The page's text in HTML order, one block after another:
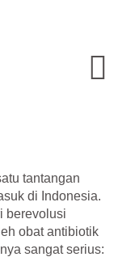
tantangan
di Indonesia.
berevolusi
obat antibiotik
sangat serius: